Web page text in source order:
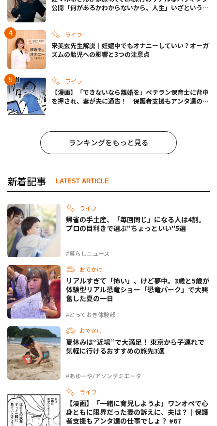
公開「何があるかわからないから、人生」いざというと
ライフ
宋美玄先生解説｜妊娠中でもオナニーしていい？オーガ
ズムの胎児への影響と3つの注意点
ライフ
【漫画】「できないなら離婚を」ベテラン保育士に背中
を押され、妻が夫に通告！｜保護者支援もアンタ達の仕
ランキングをもっと見る
新着記事 LATEST ARTICLE
ライフ
#暮らしニュース
帰省の手土産、「毎回同じ」になる人は4割。
プロの目利きで選ぶ"ちょっといい"5選
おでかけ
#とっておき体験部！
リアルすぎて「怖い」、けど夢中。3歳と5歳が
体験型リアル恐竜ショー「恐竜パーク」で大興
奮した夏の一日
おでかけ
#あゆーや/アソンデミエータ
夏休みは“近場”で大満足！ 東京から子連れで
気軽に行けるおすすめの旅先3選
ライフ
【漫画】「一緒に育児しようよ」ワンオペで心
身ともに限界だった妻の訴えに、夫は？｜保護
者支援もアンタ達の仕事でしょ？ #67